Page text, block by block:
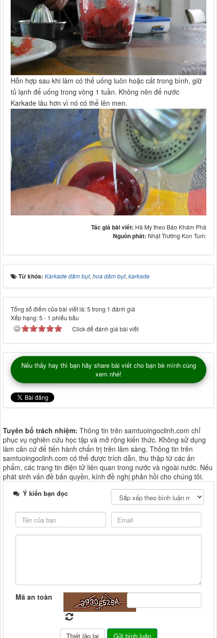
Hỗn hợp sau khi làm có thể uống luôn hoặc cất trong bình, giữ
tủ lạnh để uống trong vòng 1 tuần. Không nên để nước
Karkade lâu hơn vì nó có thể lên men.
Tác giả bài viết: Hà My theo Báo Khám Phá
Nguồn phát: Nhật Trường Kon Tum:
Từ khóa: Karkade dâm bụt, hoa dâm bụt, karkade
Tổng số điểm của bài viết là: 5 trong 1 đánh giá
Xếp hạng:5 - 1 phiếu bầu
Click để đánh giá bài viết
Nếu thấy hay thì bạn hãy share bài viết cho bạn bè mình cùng
xem nhé!
Tuyên bố trách nhiệm: Thông tin trên samtuoingoclinh.com chỉ
phục vụ nghiên cứu học tập và mở rộng kiến thức. Không sử dụng
làm căn cứ để tiến hành chẩn trị trên lâm sàng. Thông tin trên
samtuoingoclinh.com có thể được trích dẫn, thu thập từ các ấn
phẩm, các trang tin điện tử liên quan trong nước và ngoài nước. Nếu
phát sinh vấn đề bản quyền, kính đề nghị phản hồi cho chúng tôi.
Ý kiến bạn đọc
Mã an toàn